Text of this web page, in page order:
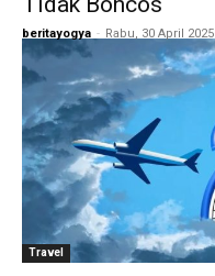
beritayogya - Rabu, 30 April 2025
Travel